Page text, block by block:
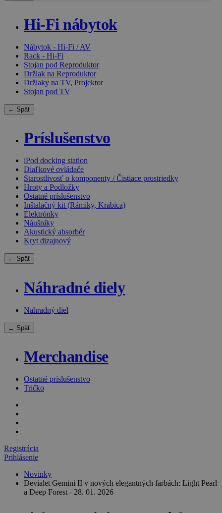
Hi-Fi nábytok
Nábytok - Hi-Fi / AV
Rack - Hi-Fi
Stojan pod Reproduktor
Držiak na Reproduktor
Držiaky na TV, Projektor
Stojan pod TV
← Späť
Príslušenstvo
iPod docking station
Diaľkové ovládače
Starostlivosť o komponenty / Čistiace prostriedky
Hroty a Podložky
Ostatné príslušenstvo
Inštalačný kit (Rámiky, Krabica)
Elektrónky
Náušníky
Akustický absorbér
Kryt dizajnový
← Späť
Náhradné diely
Nahradný diel
← Späť
Merchandise
Ostatné príslušenstvo
Tričko
Registrácia
Prihlásenie
Novinky
Devialet Gemini II v nových elegantných farbách: Light Pearl
a Deep Forest - 28. 01. 2026